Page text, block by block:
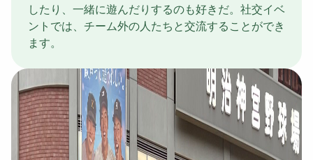
したり、一緒に遊んだりするのも好きだ。社交イベ
ントでは、チーム外の人たちと交流することができ
ます。